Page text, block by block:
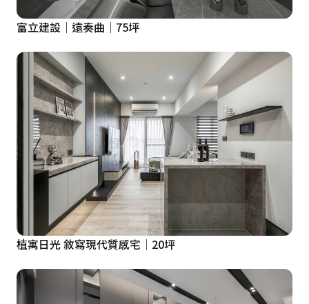
富立建設｜遠奏曲｜75坪
植寓日光 敘寫現代質感宅│20坪